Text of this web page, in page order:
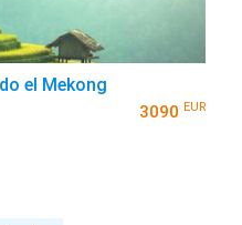
el Mekong
3090 EUR